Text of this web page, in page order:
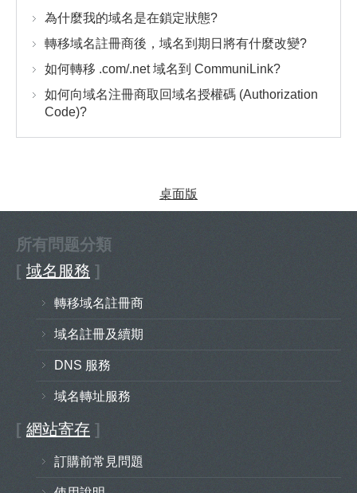
為什麼我的域名是在鎖定狀態?
轉移域名註冊商後，域名到期日將有什麼改變?
如何轉移 .com/.net 域名到 CommuniLink?
如何向域名注冊商取回域名授權碼 (Authorization
Code)?
桌面版
所有問题分類
[ 域名服務 ]
轉移域名註冊商
域名註冊及續期
DNS 服務
域名轉址服務
[ 網站寄存 ]
訂購前常見問題